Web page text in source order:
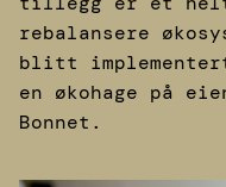
rebalansere
blitt
en økohage på
Bonnet.